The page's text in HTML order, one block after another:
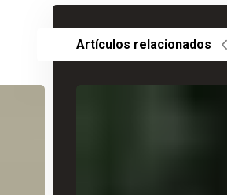
Artículos relacionados